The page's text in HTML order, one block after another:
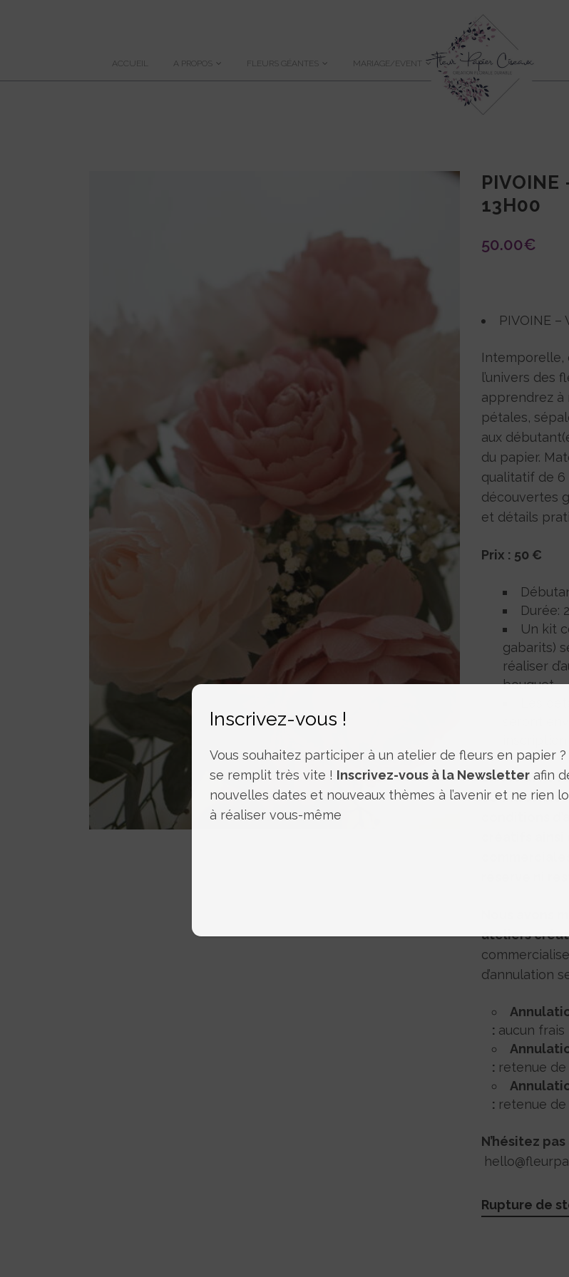
ACCUEIL A PROPOS FLEURS GÉANTES MARIAGE/EVENT
PIVOINE
13H00
50.00€
PIVOINE –
Intemporelle,
l’univers des
apprendrez à
pétales,
aux
du papier.
qualitatif de 6
découvertes
et détails
Prix : 50 €
Durée:
Un kit
gabarits)
réaliser
bouquet
Les
seront
En validant
conditions
créatifs
Nous avons
ateliers
d’annulation
: aucun frais
: retenue de
: retenue de
N’hésitez
Rupture de
Inscrivez-vous !
Vous souhaitez participer à un atelier de fleurs en papier ?
se remplit très vite ! Inscrivez-vous à la Newsletterafin
nouvelles dates et nouveaux thèmes à l’avenir et ne rien
à réaliser vous-même